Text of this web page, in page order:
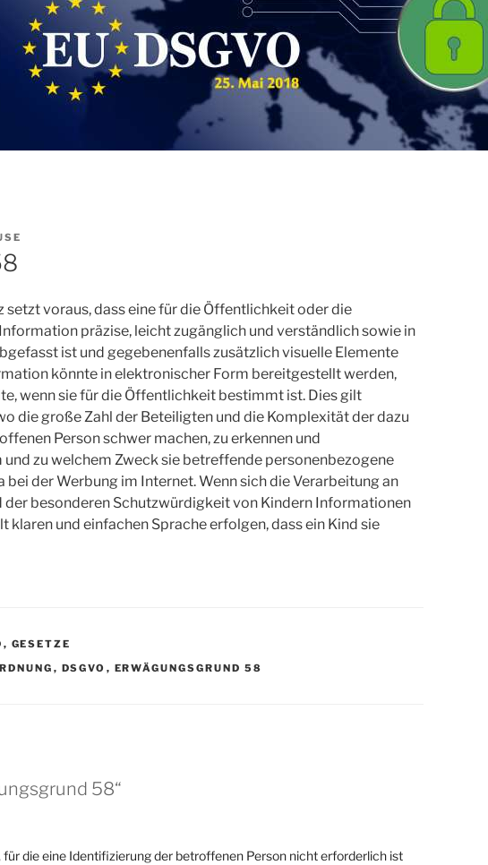
setzt voraus, dass eine für die Öffentlichkeit oder die
präzise, leicht zugänglich und verständlich sowie in
ist und gegebenenfalls zusätzlich visuelle Elemente
könnte in elektronischer Form bereitgestellt werden,
wenn sie für die Öffentlichkeit bestimmt ist. Dies gilt
die große Zahl der Beteiligten und die Komplexität der dazu
Person schwer machen, zu erkennen und
und zu welchem Zweck sie betreffende personenbezogene
bei der Werbung im Internet. Wenn sich die Verarbeitung an
der besonderen Schutzwürdigkeit von Kindern Informationen
klaren und einfachen Sprache erfolgen, dass ein Kind sie
, GESETZE
, DSGVO , ERWÄGUNGSGRUND 58
58“
für die eine Identifizierung der betroffenen Person nicht erforderlich ist